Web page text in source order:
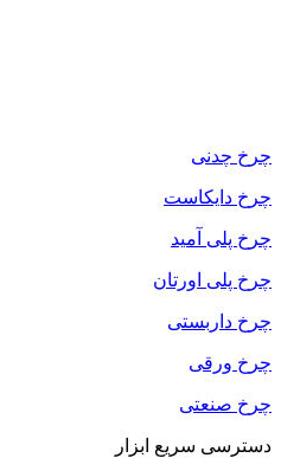
چرخ چدنی
چرخ دایکاست
چرخ پلی آمید
چرخ پلی اورتان
چرخ داربستی
چرخ ورقی
چرخ صنعتی
دسترسی سریع ابزار